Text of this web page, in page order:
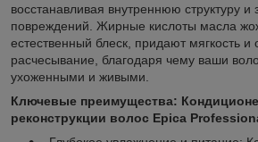
восстанавливая внутреннюю структуру
повреждений. Жирные кислоты масла
естественный блеск, придают мягкость и
расчесывание, благодаря чему ваши
ухоженными и живыми.
Ключевые преимущества:
реконструкции волос Epica